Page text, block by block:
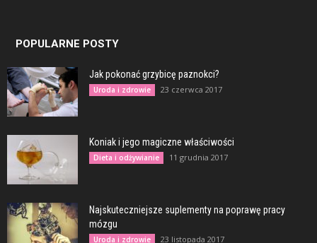
POPULARNE POSTY
Jak pokonać grzybicę paznokci?
Uroda i zdrowie 23 czerwca 2017
Koniak i jego magiczne właściwości
Dieta i odżywianie 11 grudnia 2017
Najskuteczniejsze suplementy na poprawę pracy
mózgu
Uroda i zdrowie 23 listopada 2017